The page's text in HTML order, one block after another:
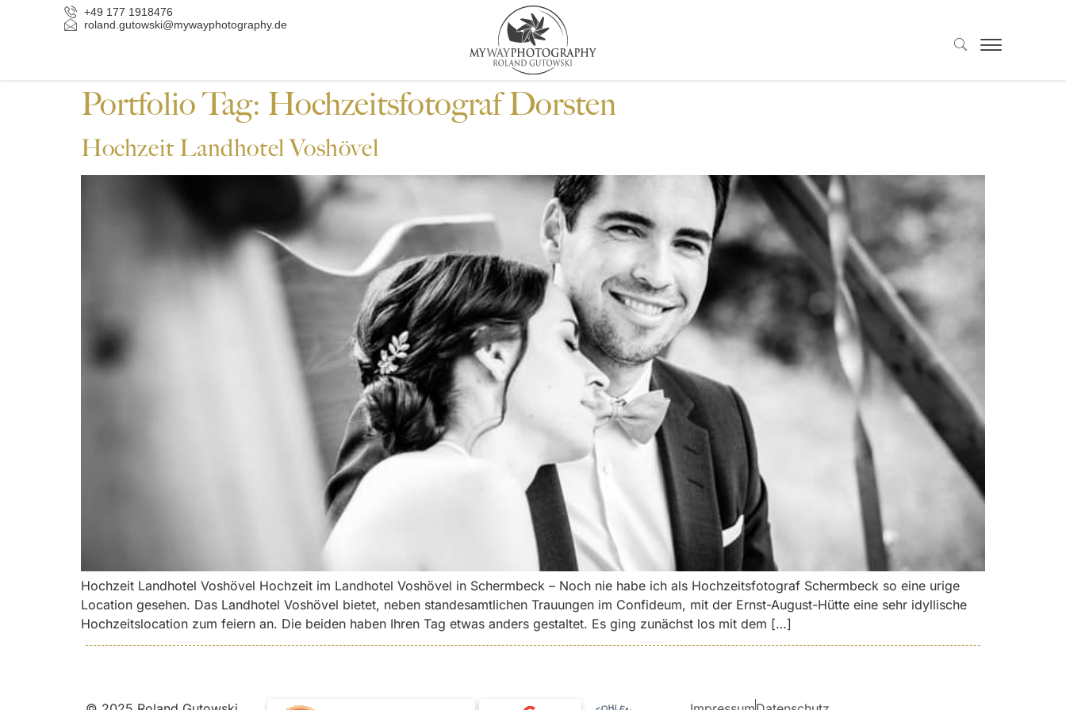
+49 177 1918476
roland.gutowski@mywayphotography.de
Portfolio Tag: Hochzeitsfotograf Dorsten
Hochzeit Landhotel Voshövel
Hochzeit Landhotel Voshövel Hochzeit im Landhotel Voshövel in Schermbeck – Noch nie habe ich als Hochzeitsfotograf Schermbeck so eine urige
Location gesehen. Das Landhotel Voshövel bietet, neben standesamtlichen Trauungen im Confideum, mit der Ernst-August-Hütte eine sehr idyllische
Hochzeitslocation zum feiern an. Die beiden haben Ihren Tag etwas anders gestaltet. Es ging zunächst los mit dem […]